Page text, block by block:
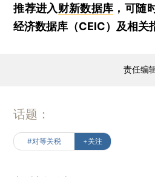
推荐进入财新数据库 ，可随
经济数据库（CEIC）及相关
责任编
话题：
#对等关税 +关注